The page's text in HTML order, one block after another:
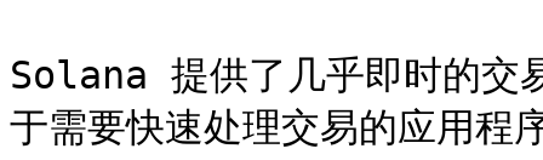
Solana 提供了几乎即时的交
于需要快速处理交易的应用程